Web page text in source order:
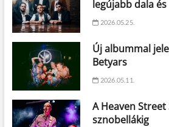
legújabb dala és
2026.05.25.
Új albummal
Betyars
2026.05.11.
A Heaven
sznobellákig